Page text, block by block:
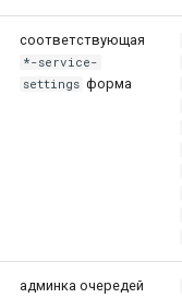
соответствующая
*-service-
settings форма
админка очередей